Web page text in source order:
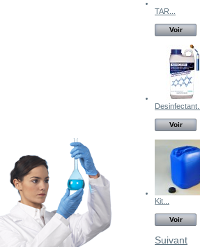
TAR...
Voir
Desinfectant...
Voir
Kit...
Voir
Suivant